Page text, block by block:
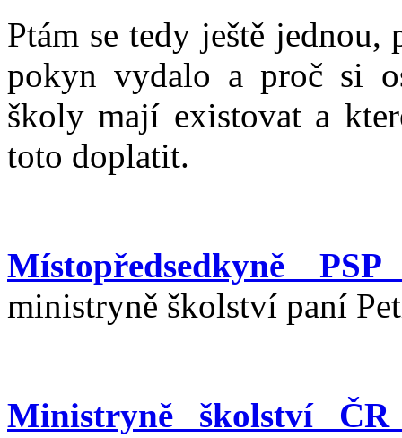
Ptám se tedy ještě
pokyn vydalo a proč si
školy mají existovat a
toto doplatit.
Místopředsedkyně
ministryně školství paní
Ministryně školství